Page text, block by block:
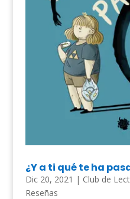
¿Y a ti qué te ha
Dic 20, 2021 | Club de
Reseñas